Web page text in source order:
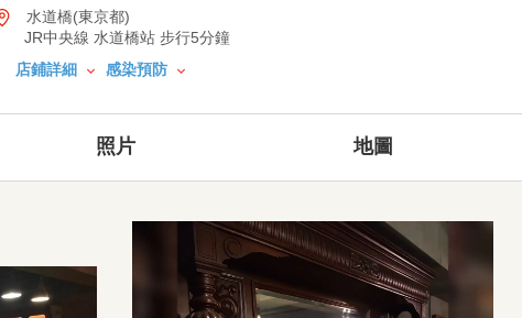
水道橋(東京都)
JR中央線 水道橋站 步行5分鐘
店鋪詳細
感染預防
照片 地圖